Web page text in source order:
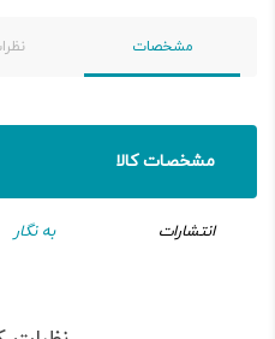
مشخصات
مشخصات کالا
انتشارات به نگار